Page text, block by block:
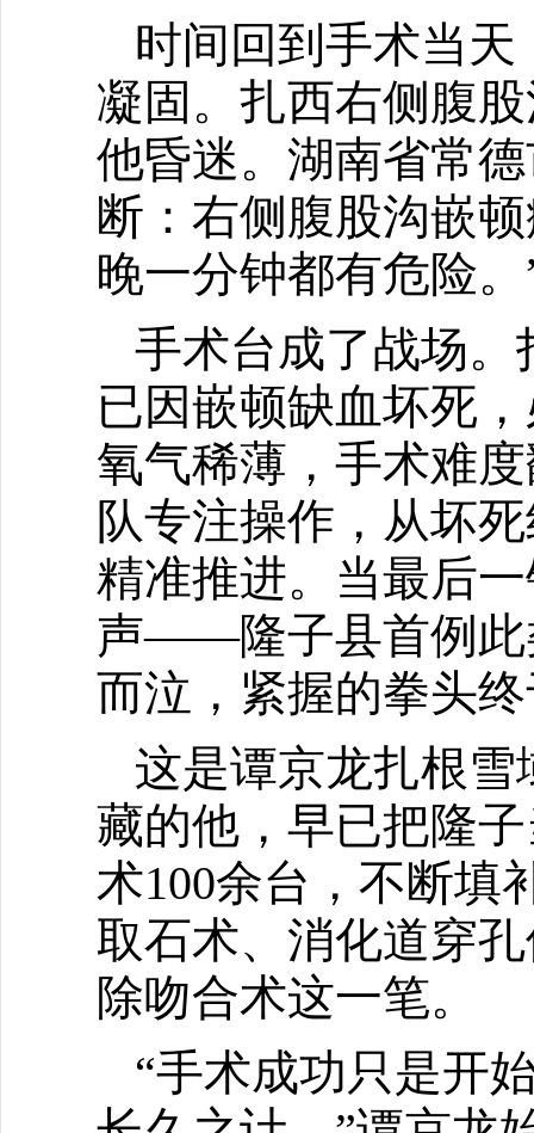
时间回到手术当
凝固。扎西右侧腹
他昏迷。湖南省常
断：右侧腹股沟嵌
晚一分钟都有危险
手术台成了战场
已因嵌顿缺血坏死
氧气稀薄，手术难
队专注操作，从坏
精准推进。当最后
声——隆子县首例此
而泣，紧握的拳头
这是谭京龙扎根
藏的他，早已把隆
术100余台，不断填
取石术、消化道穿
除吻合术这一笔。
“手术成功只是开